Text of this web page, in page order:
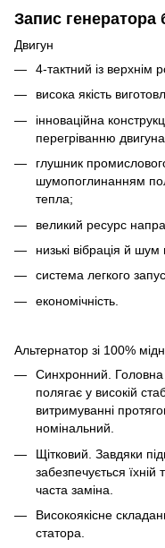
Запис генератора
Двигун
4-тактний із верхнім
висока якість
інноваційна
перегріванню
глушник
шумопоглинанням
тепла;
великий ресурс
низькі вібрація й
система легкого
економічність.
Альтернатор зі 100%
Синхронний. Головна
полягає у високій
витримуванні
номінальний.
Щітковий. Завдяки
забезпечується
часта заміна.
Високоякісне
статора.